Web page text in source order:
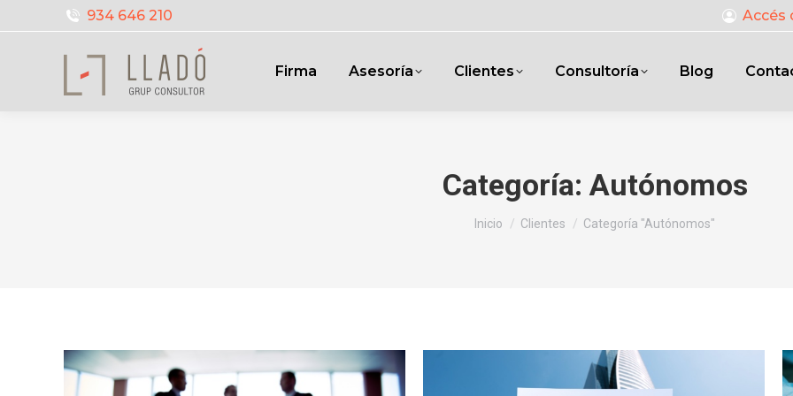
934 646 210 Accés
Firma Asesoría Clientes Consultoría Blog
Categoría: Autónomos
Estás aquí:
Inicio Clientes Categoría "Autónomos"